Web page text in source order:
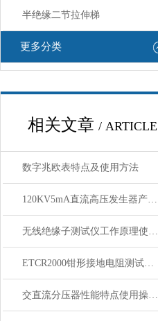
半绝缘二节拉伸梯
更多分类
相关文章 / ARTICLE
数字兆欧表特点及使用方法
120KV5mA直流高压发生器产品简介技术参数
无线绝缘子测试仪工作原理使用方法
ETCR2000钳形接地电阻测试仪适用范围使用方法
交直流分压器性能特点使用操作方法及注意事项